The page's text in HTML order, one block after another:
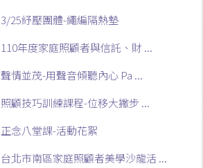
3/25紓壓團體-繩編隔熱墊
110年度家庭照顧者與信託、財 ...
聲情並茂-用聲音傾聽內心 Pa ...
照顧技巧訓練課程-位移大撇步 ...
正念八堂課-活動花絮
台北市南區家庭照顧者美學沙龍活 ...